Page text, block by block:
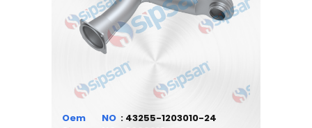
Oem
43255-1203010-24